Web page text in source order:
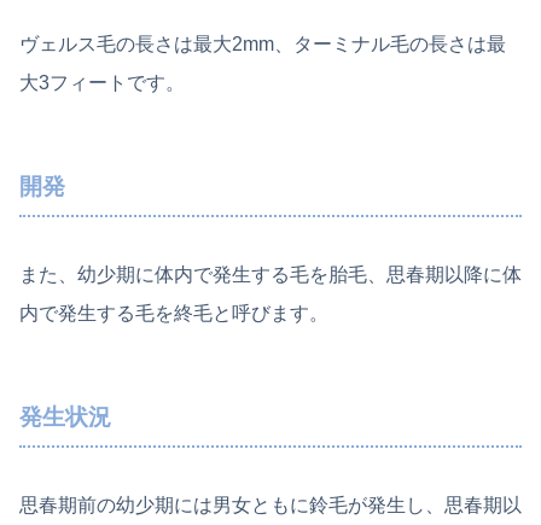
ヴェルス毛の長さは最大2mm、ターミナル毛の長さは最
大3フィートです。
開発
また、幼少期に体内で発生する毛を胎毛、思春期以降に体
内で発生する毛を終毛と呼びます。
発生状況
思春期前の幼少期には男女ともに鈴毛が発生し、思春期以